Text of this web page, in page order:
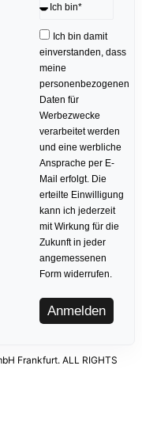
Ich bin damit
einverstanden, dass
meine
personenbezogenen
Daten für
Werbezwecke
verarbeitet werden
und eine werbliche
Ansprache per E-
Mail erfolgt. Die
erteilte Einwilligung
kann ich jederzeit
mit Wirkung für die
Zukunft in jeder
angemessenen
Form widerrufen.
Anmelden
Frankfurt. ALL RIGHTS